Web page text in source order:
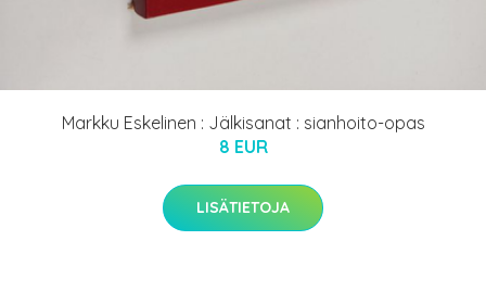
Markku Eskelinen : Jälkisanat : sianhoito-opas
8 EUR
LISÄTIETOJA